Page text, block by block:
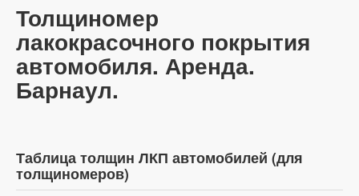
Толщиномер
лакокрасочного покрытия
автомобиля. Аренда.
Барнаул.
Таблица толщин ЛКП автомобилей (для
толщиномеров)